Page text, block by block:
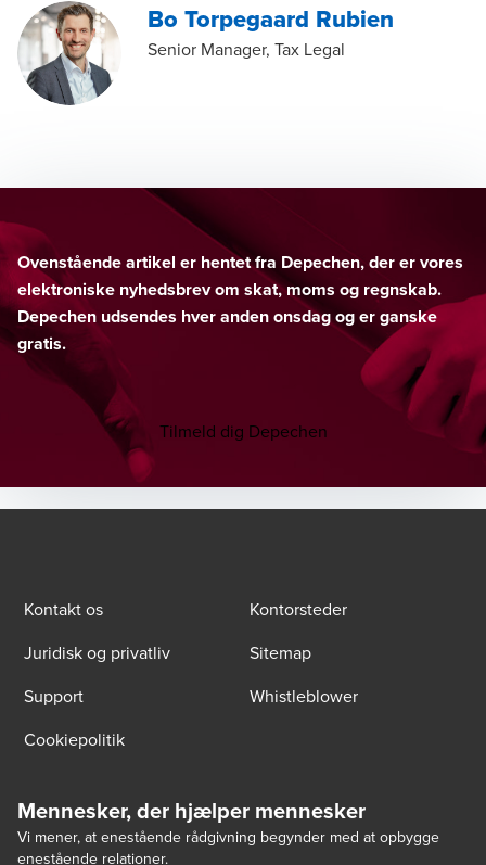
Bo Torpegaard Rubien
Senior Manager, Tax Legal
Ovenstående artikel er hentet fra Depechen, der er vores
elektroniske nyhedsbrev om skat, moms og regnskab.
Depechen udsendes hver anden onsdag og er ganske
gratis.
Tilmeld dig Depechen
Kontakt os
Kontorsteder
Juridisk og privatliv
Sitemap
Support
Whistleblower
Cookiepolitik
Mennesker, der hjælper mennesker
Vi mener, at enestående rådgivning begynder med at opbygge
enestående relationer.